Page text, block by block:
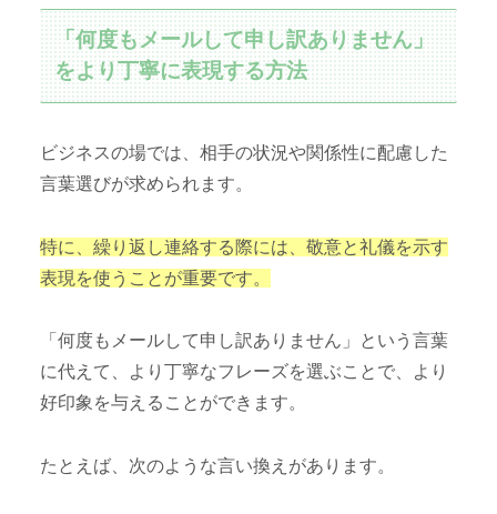
「何度もメールして申し訳ありません」
をより丁寧に表現する方法
ビジネスの場では、相手の状況や関係性に配慮した
言葉選びが求められます。
特に、繰り返し連絡する際には、敬意と礼儀を示す
表現を使うことが重要です。
「何度もメールして申し訳ありません」という言葉
に代えて、より丁寧なフレーズを選ぶことで、より
好印象を与えることができます。
たとえば、次のような言い換えがあります。